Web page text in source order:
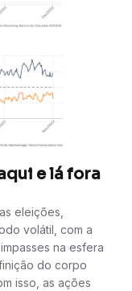
e lá fora
eleições,
volátil, com a
na esfera
do corpo
isso, as ações